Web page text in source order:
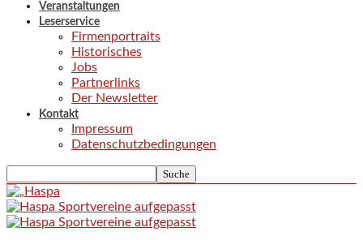
Veranstaltungen
Leserservice
Firmenportraits
Historisches
Jobs
Partnerlinks
Der Newsletter
Kontakt
Impressum
Datenschutzbedingungen